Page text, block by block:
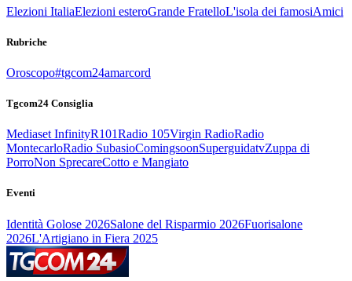
Elezioni ItaliaElezioni esteroGrande FratelloL'isola dei famosiAmici
Rubriche
Oroscopo#tgcom24amarcord
Tgcom24 Consiglia
Mediaset InfinityR101Radio 105Virgin RadioRadio
MontecarloRadio SubasioComingsoonSuperguidatvZuppa di
PorroNon SprecareCotto e Mangiato
Eventi
Identità Golose 2026Salone del Risparmio 2026Fuorisalone
2026L'Artigiano in Fiera 2025